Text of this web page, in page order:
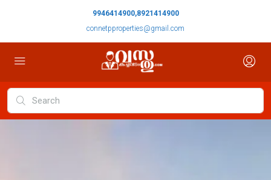
9946414900,8921414900
connetpproperties@gmail.com